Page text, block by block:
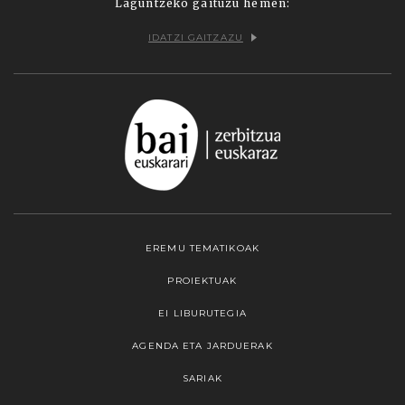
Laguntzeko gaituzu hemen:
IDATZI GAITZAZU
EREMU TEMATIKOAK
PROIEKTUAK
EI LIBURUTEGIA
AGENDA ETA JARDUERAK
SARIAK